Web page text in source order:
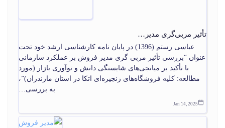
تأثیر مربی‌گری مدیر…
عباسی رستم (1396) در پایان‏ نامه کارشناسی ارشد خود تحت
عنوان “بررسی تأثیر مربی گری مدیر فروش بر عملکرد سازمانی
با تأکید بر میانجی‌‏های شایستگی دانش و نوآوری بازار (مورد
مطالعه: کلیه فروشگاه‌‏های زنجیره‏‌ای اتکا در استان مازندران)”،
به بررسی…
Jan 14, 2025